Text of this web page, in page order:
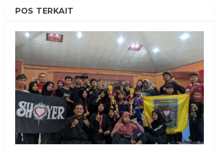
POS TERKAIT